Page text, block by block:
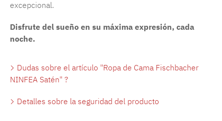
excepcional.
Disfrute del sueño en su máxima expresión, cada
noche.
Dudas sobre el artículo "Ropa de Cama Fischbacher
NINFEA Satén" ?
Detalles sobre la seguridad del producto